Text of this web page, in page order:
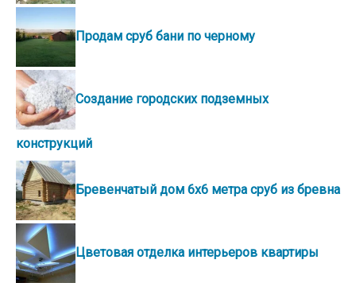
Продам сруб бани по черному
Создание городских подземных
конструкций
Бревенчатый дом 6х6 метра сруб из бревна
Цветовая отделка интерьеров квартиры